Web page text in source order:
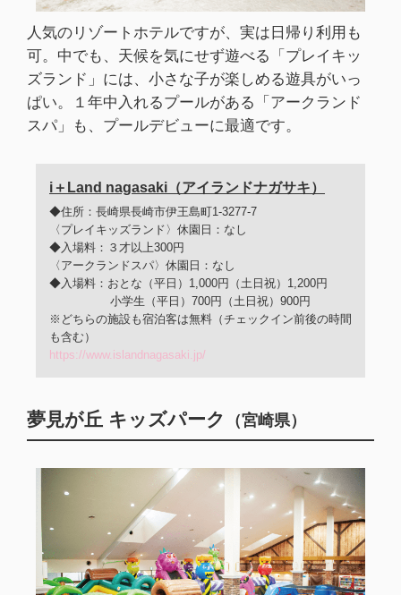
人気のリゾートホテルですが、実は日帰り利用も
可。中でも、天候を気にせず遊べる「プレイキッ
ズランド」には、小さな子が楽しめる遊具がいっ
ぱい。１年中入れるプールがある「アークランド
スパ」も、プールデビューに最適です。
i＋Land nagasaki（アイランドナガサキ）
◆住所：長崎県長崎市伊王島町1-3277-7
〈プレイキッズランド〉休園日：なし
◆入場料：３才以上300円
〈アークランドスパ〉休園日：なし
◆入場料：おとな（平日）1,000円（土日祝）1,200円
小学生（平日）700円（土日祝）900円
※どちらの施設も宿泊客は無料（チェックイン前後の時間
も含む）
https://www.islandnagasaki.jp/
夢見が丘 キッズパーク （宮崎県）